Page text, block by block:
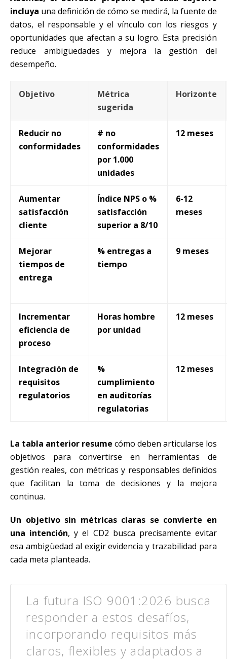
incluya una definición de cómo se medirá, la fuente de
datos, el responsable y el vínculo con los riesgos y
oportunidades que afectan a su logro. Esta precisión
reduce ambigüedades y mejora la gestión del
desempeño.
Objetivo
Métrica
sugerida
Horizonte
Reducir no
conformidades
# no
conformidades
por 1.000
unidades
12 meses
Aumentar
satisfacción
cliente
Índice NPS o %
satisfacción
superior a 8/10
6-12
meses
Mejorar
tiempos de
entrega
% entregas a
tiempo
9 meses
Incrementar
eficiencia de
proceso
Horas hombre
por unidad
12 meses
Integración de
requisitos
regulatorios
%
cumplimiento
en auditorías
regulatorias
12 meses
La tabla anterior resume cómo deben articularse los
objetivos para convertirse en herramientas de
gestión reales, con métricas y responsables definidos
que facilitan la toma de decisiones y la mejora
continua.
Un objetivo sin métricas claras se convierte en
una intención, y el CD2 busca precisamente evitar
esa ambigüedad al exigir evidencia y trazabilidad para
cada meta planteada.
La futura ISO 9001:2026 busca
responder a estos desafíos,
incorporando requisitos más
claros, flexibles y adaptados a